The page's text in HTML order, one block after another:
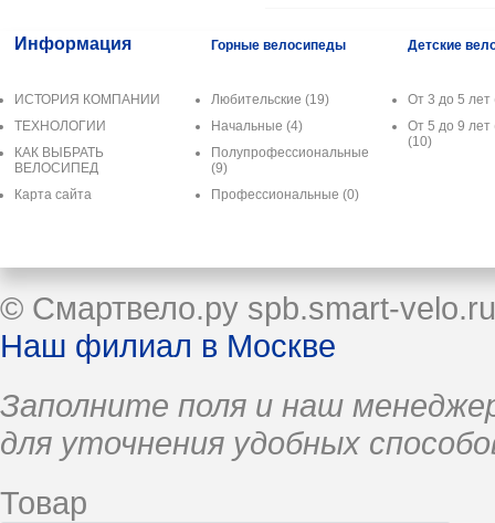
Информация
ИСТОРИЯ КОМПАНИИ
ТЕХНОЛОГИИ
КАК ВЫБРАТЬ
ВЕЛОСИПЕД
Карта сайта
Горные велосипеды
Любительские (19)
Начальные (4)
Полупрофессиональные
(9)
Профессиональные (0)
Детские
От 3 до 5
От 5 до 9 лет
(10)
© Смартвело.ру spb.smart-
Наш филиал в Москве
Заполните поля и наш
для уточнения удобных
Товар